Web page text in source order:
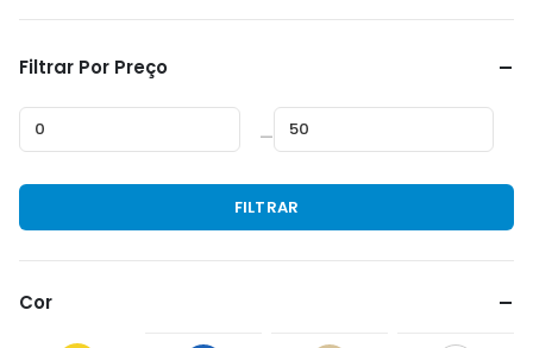
Filtrar Por Preço
Preço
Preço
—
FILTRAR
Cor